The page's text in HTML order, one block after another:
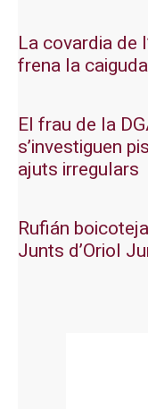
La covardia de
frena la
El frau de la
s’investiguen
ajuts irregulars
Rufián
Junts d’Oriol